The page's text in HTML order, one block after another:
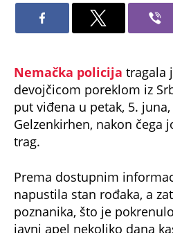
Nemačka policija tragala
devojčicom poreklom iz
put viđena u petak, 5.
Gelzenkirhen, nakon čega
trag.
Prema dostupnim
napustila stan rođaka, a
poznanika, što je
javni apel nekoliko dana